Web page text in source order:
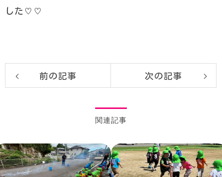
した♡♡
前の記事 次の記事
関連記事